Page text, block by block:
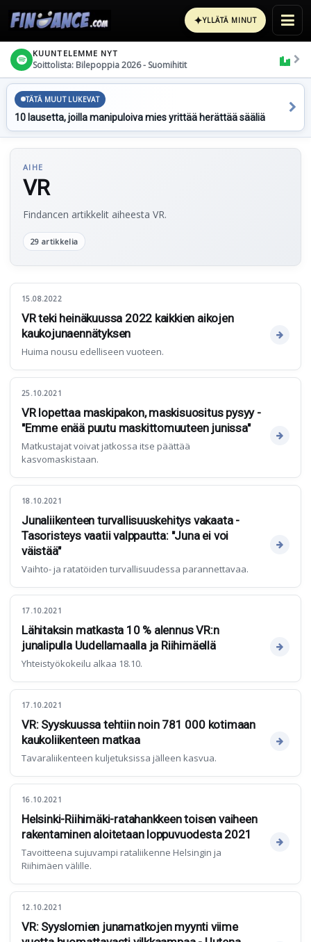
✦YLLÄTÄ MINUT
KUUNTELEMME NYT
Soittolista: Bilepoppia 2026 - Suomihitit
TÄTÄ MUUT LUKEVAT
10 lausetta, joilla manipuloiva mies yrittää herättää sääliä
AIHE
VR
Findancen artikkelit aiheesta VR.
29 artikkelia
15.08.2022
VR teki heinäkuussa 2022 kaikkien aikojen
kaukojunaennätyksen
Huima nousu edelliseen vuoteen.
25.10.2021
VR lopettaa maskipakon, maskisuositus pysyy -
"Emme enää puutu maskittomuuteen junissa"
Matkustajat voivat jatkossa itse päättää
kasvomaskistaan.
18.10.2021
Junaliikenteen turvallisuuskehitys vakaata -
Tasoristeys vaatii valppautta: "Juna ei voi
väistää"
Vaihto- ja ratatöiden turvallisuudessa parannettavaa.
17.10.2021
Lähitaksin matkasta 10 % alennus VR:n
junalipulla Uudellamaalla ja Riihimäellä
Yhteistyökokeilu alkaa 18.10.
17.10.2021
VR: Syyskuussa tehtiin noin 781 000 kotimaan
kaukoliikenteen matkaa
Tavaraliikenteen kuljetuksissa jälleen kasvua.
16.10.2021
Helsinki-Riihimäki-ratahankkeen toisen vaiheen
rakentaminen aloitetaan loppuvuodesta 2021
Tavoitteena sujuvampi rataliikenne Helsingin ja
Riihimäen välille.
12.10.2021
VR: Syyslomien junamatkojen myynti viime